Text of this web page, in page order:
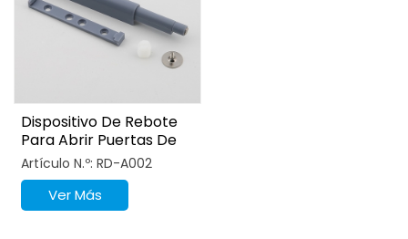
Dispositivo De Rebote
Para Abrir Puertas De
Gabinetes O Cocinas O
Salas De Estar
Artículo N.º: RD-A002
Ver Más